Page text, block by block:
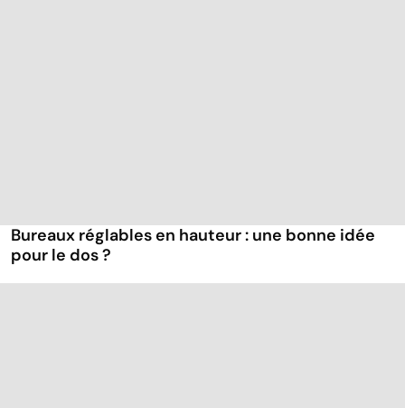
Bureaux réglables en hauteur : une bonne idée
pour le dos ?